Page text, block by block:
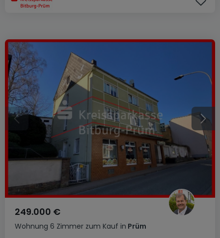
Wohnung 6 Zimmer zum Kauf in Prüm
249.000 €